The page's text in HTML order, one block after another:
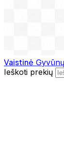
Vaistinė
Ieškoti prekių